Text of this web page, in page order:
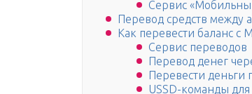
Сервис
Перевод средств между
Как перевести баланс
Сервис переводов
Перевод денег
Перевести деньги
USSD-команды